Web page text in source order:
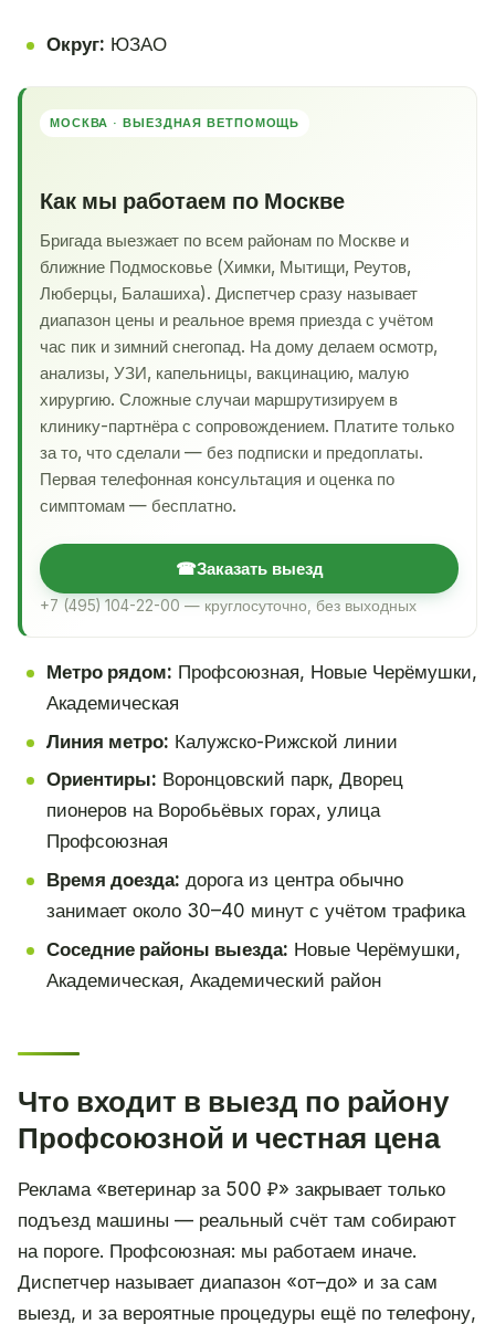
Округ: ЮЗАО
МОСКВА · ВЫЕЗДНАЯ ВЕТПОМОЩЬ
Как мы работаем по Москве
Бригада выезжает по всем районам по Москве и
ближние Подмосковье (Химки, Мытищи, Реутов,
Люберцы, Балашиха). Диспетчер сразу называет
диапазон цены и реальное время приезда с учётом
час пик и зимний снегопад. На дому делаем осмотр,
анализы, УЗИ, капельницы, вакцинацию, малую
хирургию. Сложные случаи маршрутизируем в
клинику-партнёра с сопровождением. Платите только
за то, что сделали — без подписки и предоплаты.
Первая телефонная консультация и оценка по
симптомам — бесплатно.
☎Заказать выезд
+7 (495) 104-22-00 — круглосуточно, без выходных
Метро рядом: Профсоюзная, Новые Черёмушки,
Академическая
Линия метро: Калужско-Рижской линии
Ориентиры: Воронцовский парк, Дворец
пионеров на Воробьёвых горах, улица
Профсоюзная
Время доезда: дорога из центра обычно
занимает около 30–40 минут с учётом трафика
Соседние районы выезда: Новые Черёмушки,
Академическая, Академический район
Что входит в выезд по району
Профсоюзной и честная цена
Реклама «ветеринар за 500 ₽» закрывает только
подъезд машины — реальный счёт там собирают
на пороге. Профсоюзная: мы работаем иначе.
Диспетчер называет диапазон «от–до» и за сам
выезд, и за вероятные процедуры ещё по телефону,